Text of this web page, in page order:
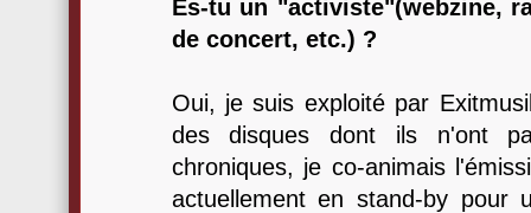
Es-tu un "activiste"(webzine,
de concert, etc.) ?
Oui, je suis exploité par
des disques dont ils n'ont
chroniques, je co-animais
actuellement en stand-by pour